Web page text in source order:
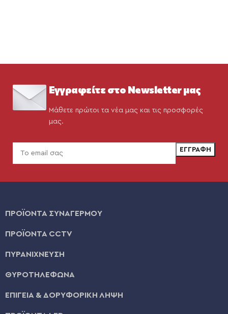
Εγγραφείτε στο Newsletter μας
Μάθετε πρώτοι τα νέα μας και τις προσφορές
μας.
ΠΡΟΪΟΝΤΑ ΣΥΝΑΓΕΡΜΟΥ
ΠΡΟΪΟΝΤΑ CCTV
ΠΥΡΑΝΙΧΝΕΥΣΗ
ΘΥΡΟΤΗΛΕΦΩΝΑ
ΕΠΙΓΕΙΑ & ΔΟΡΥΦΟΡΙΚΗ ΛΗΨΗ